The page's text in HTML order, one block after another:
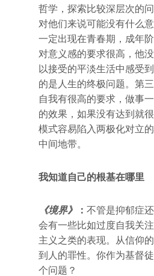
哲学，探索比较深层次的
对他们来说可能没有什么
一定出现在青春期，成年
对意义感的要求很高，他
以接受的平淡生活中感受
的是人生的终极问题。第
自我有很高的要求，做事
的效果，如果没有达到就
模式容易陷入两极化对立
中间地带。
我知道自己的根基在哪里
《境界》 ： 不管是抑郁症
会有一些比如过度自我关
主义之类的表现。从信仰
到人的罪性。你作为基督
个问题？